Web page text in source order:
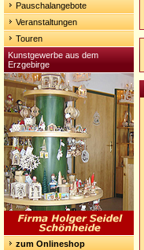
Pauschalangebote
Veranstaltungen
Touren
Kunstgewerbe aus dem
Erzgebirge
zum Onlineshop